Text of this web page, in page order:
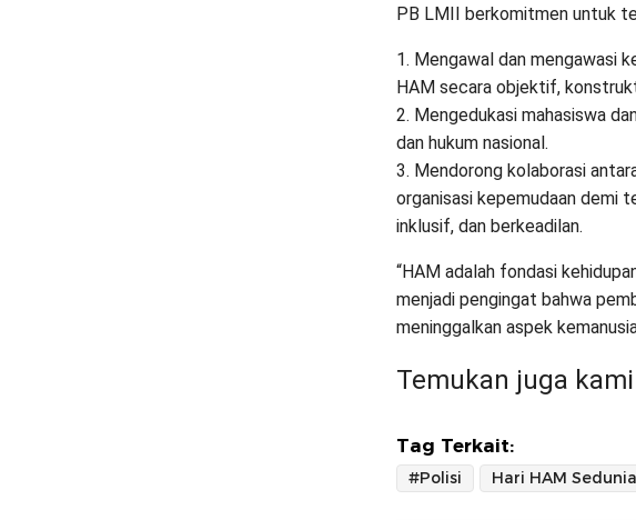
PB LMII berkomitmen untuk
1. Mengawal dan mengawasi
HAM secara objektif,
2. Mengedukasi mahasiswa
dan hukum nasional.
3. Mendorong kolaborasi
organisasi kepemudaan demi
inklusif, dan berkeadilan.
“HAM adalah fondasi
menjadi pengingat bahwa
meninggalkan aspek
Temukan juga
Tag Terkait:
#Polisi Hari HAM Sedunia